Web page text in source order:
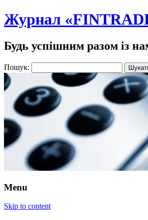
Журнал
Будь успішним разом із
Пошук:
Menu
Skip to content